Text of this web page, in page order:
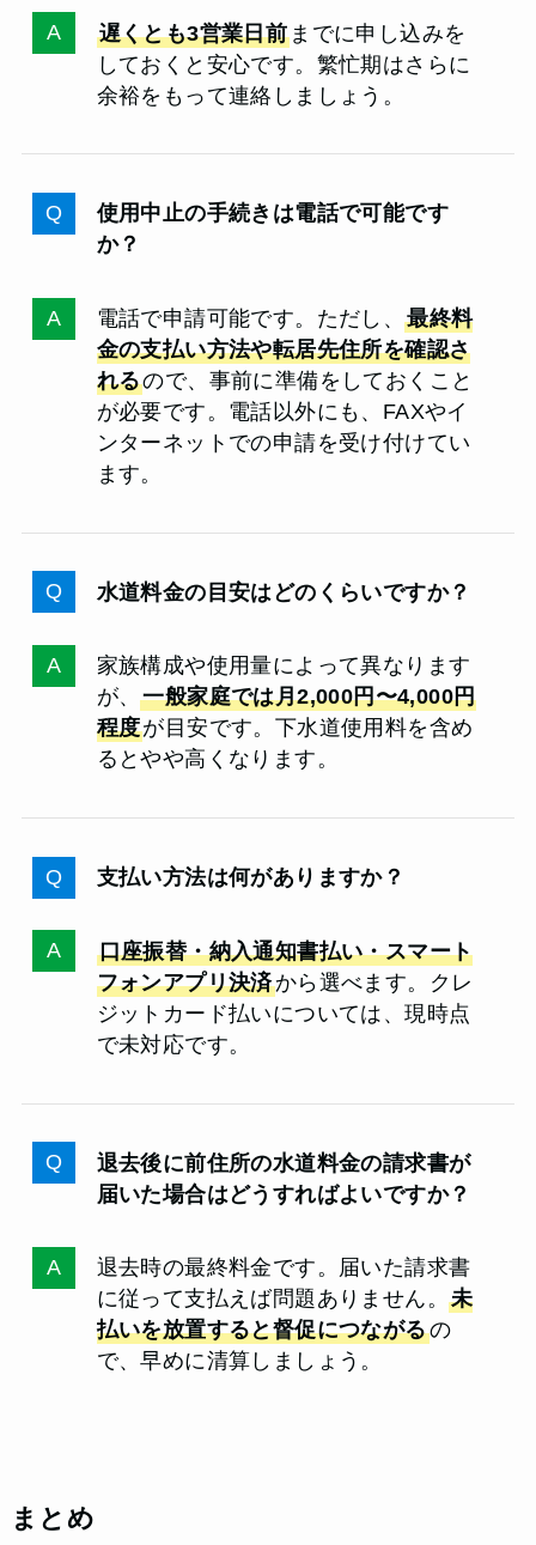
遅くとも3営業日前 までに申し込みを
しておくと安心です。繁忙期はさらに
余裕をもって連絡しましょう。
使用中止の手続きは電話で可能です
か？
電話で申請可能です。ただし、最終料
金の支払い方法や転居先住所を確認さ
れるので、事前に準備をしておくこと
が必要です。電話以外にも、FAXやイ
ンターネットでの申請を受け付けてい
ます。
水道料金の目安はどのくらいですか？
家族構成や使用量によって異なります
が、一般家庭では月2,000円〜4,000円
程度が目安です。下水道使用料を含め
るとやや高くなります。
支払い方法は何がありますか？
口座振替・納入通知書払い・スマート
フォンアプリ決済から選べます。クレ
ジットカード払いについては、現時点
で未対応です。
退去後に前住所の水道料金の請求書が
届いた場合はどうすればよいですか？
退去時の最終料金です。届いた請求書
に従って支払えば問題ありません。未
払いを放置すると督促につながるの
で、早めに清算しましょう。
まとめ